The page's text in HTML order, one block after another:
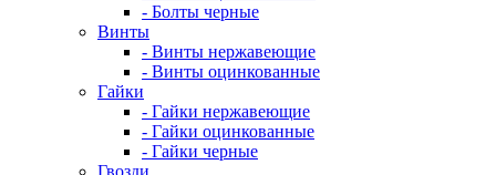
- Болты черные
Винты
- Винты нержавеющие
- Винты оцинкованные
Гайки
- Гайки нержавеющие
- Гайки оцинкованные
- Гайки черные
Гвозди